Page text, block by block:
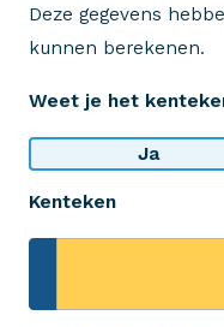
Deze gegevens
kunnen berekenen.
Weet je het
Ja
Kenteken
Wij krijgen
Op basis van ruim
Bekijk wat
+31